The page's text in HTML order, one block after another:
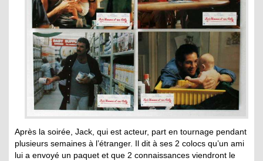
Après la soirée, Jack, qui est acteur, part en tournage pendant
plusieurs semaines à l’étranger. Il dit à ses 2 colocs qu’un ami
lui a envoyé un paquet et que 2 connaissances viendront le